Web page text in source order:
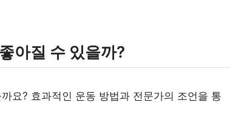
아질 수 있을까?
요? 효과적인 운동 방법과 전문가의 조언을 통